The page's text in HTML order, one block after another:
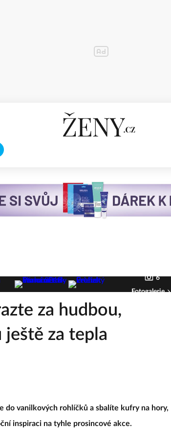
6
Fotogalerie
za hudbou,
za tepla
do vanilkových rohlíčků a sbalíte kufry na hory,
inspiraci na tyhle prosincové akce.